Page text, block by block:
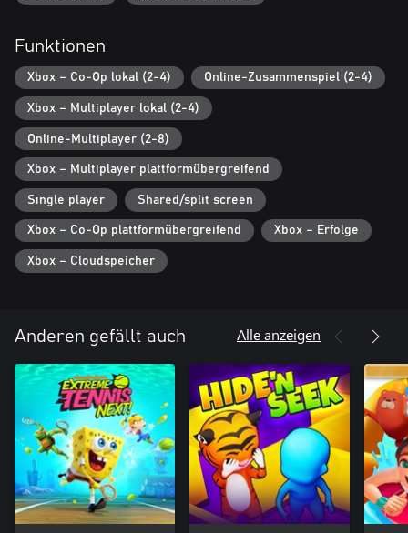
Funktionen
Xbox – Co-Op lokal (2-4) Online-Zusammenspiel (2-4)
Xbox – Multiplayer lokal (2-4)
Online-Multiplayer (2-8)
Xbox – Multiplayer plattformübergreifend
Single player Shared/split screen
Xbox – Co-Op plattformübergreifend Xbox – Erfolge
Xbox – Cloudspeicher
Anderen gefällt auch Alle anzeigen